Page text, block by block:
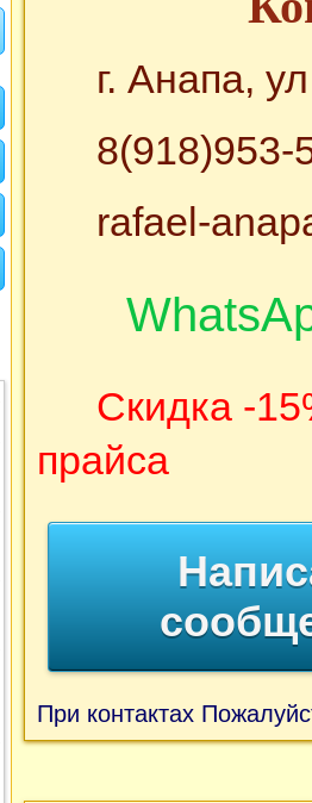
г. Анапа,
8(918)953-
rafael-
Скидка -
прайса
При контактах